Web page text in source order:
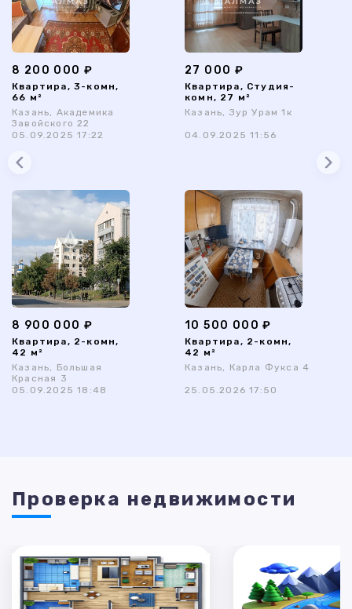
8 200 000 ₽
Квартира, 3-комн,
66 м²
Казань, Академика
Завойского 22
05.09.2025 17:22
27 000 ₽
Квартира, Студия-
комн, 27 м²
Казань, Зур Урам 1к
04.09.2025 11:56
8 900 000 ₽
Квартира, 2-комн,
42 м²
Казань, Большая
Красная 3
05.09.2025 18:48
10 500 000 ₽
Квартира, 2-комн,
42 м²
Казань, Карла Фукса 4
25.05.2026 17:50
Проверка недвижимости